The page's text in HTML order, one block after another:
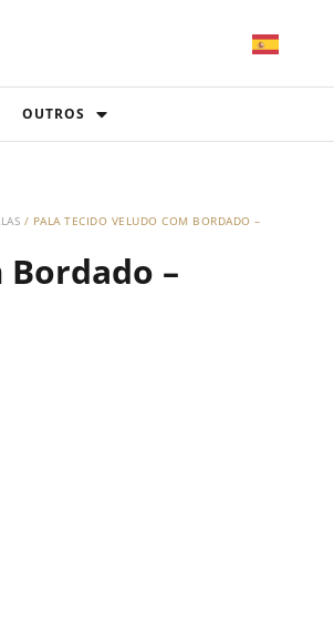
OUTROS
/ PALA TECIDO VELUDO COM BORDADO –
Bordado –